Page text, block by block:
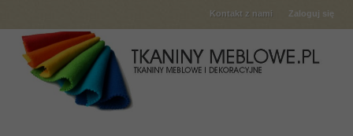
Zaloguj się
Kontakt z nami